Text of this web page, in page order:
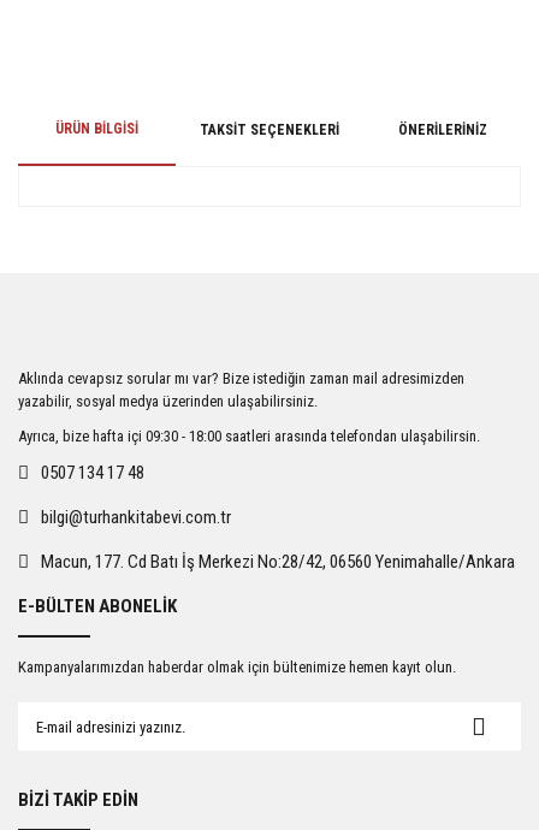
ÜRÜN BILGISI TAKSIT SEÇENEKLERI ÖNERILERINIZ
Ürün açıklamasında eksik bilgiler bulunuyor.
Ürün bilgilerinde hatalar bulunuyor.
Ürün fiyatı diğer sitelerden daha pahalı.
Gönder
Aklında cevapsız sorular mı var? Bize istediğin zaman mail adresimizden
yazabilir, sosyal medya üzerinden ulaşabilirsiniz.
Ayrıca, bize hafta içi 09:30 - 18:00 saatleri arasında telefondan ulaşabilirsin.
0507 134 17 48
bilgi@turhankitabevi.com.tr
Macun, 177. Cd Batı İş Merkezi No:28/42, 06560 Yenimahalle/Ankara
E-BÜLTEN ABONELİK
Kampanyalarımızdan haberdar olmak için bültenimize hemen kayıt olun.
BİZİ TAKİP EDİN